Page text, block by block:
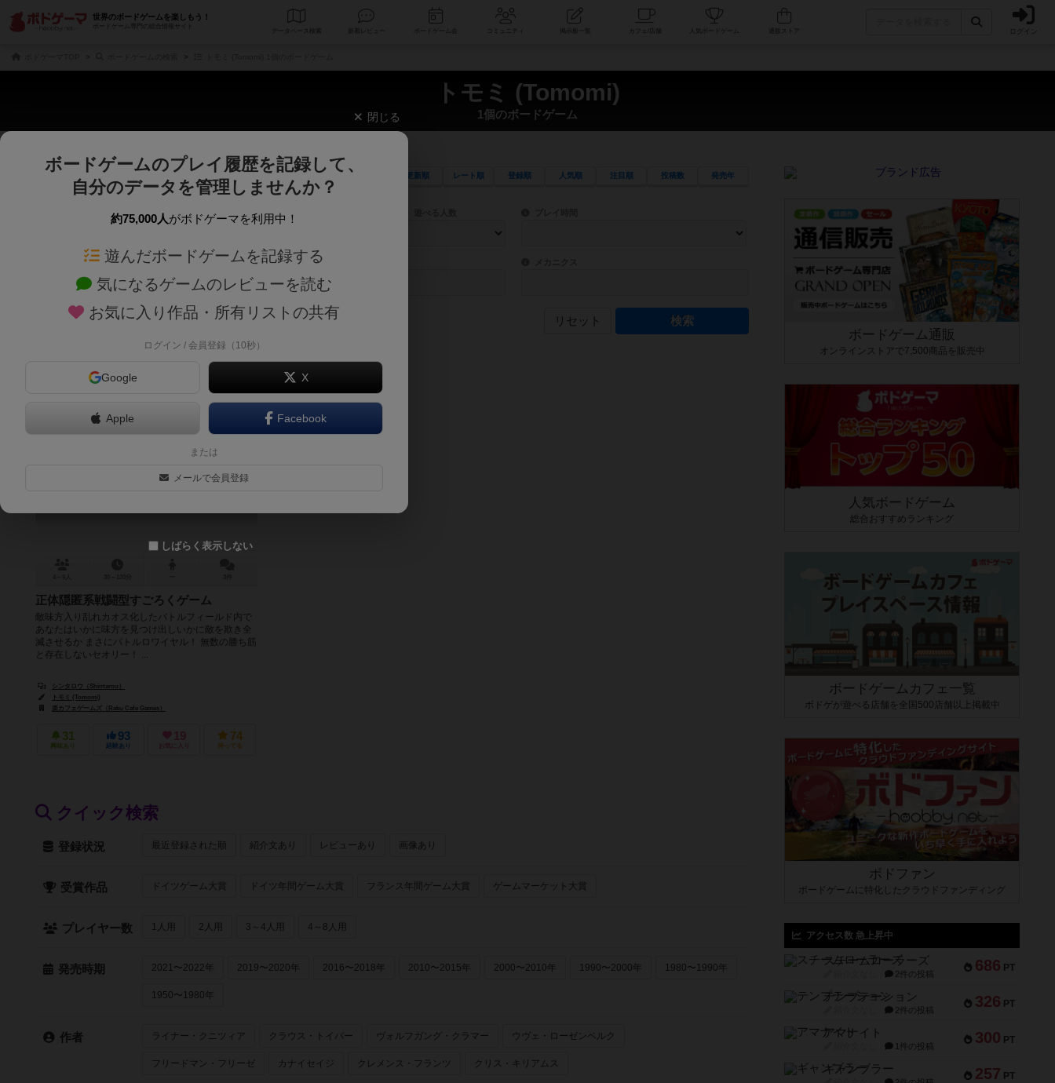
世界のボードゲームを楽しもう！
ボードゲーム専門の総合情報サイト
データベース コミュニティ 人気ボードゲーム ログイン
トモミ (Tomomi)
1個のボードゲーム
じっくり表示 更新順 レート順 登録順 人気順 注目順 投稿数 発売年
商品名、商品説明文、デザイナー名、テーマ名、メカニクス名を対象にフリーワード検索ができます。
ゲームデザイナー名を指定して検索できます。
ゲームデザイナー 目安となる所要時間を指定することができます。マニュアルを読む時間や参加者へのルール説明時間は含まれていないため、初めて
対象年齢を指定します。 世界観や登場人物などモチーフ・ストーリーを指定することができます。直感的にゲームシステムを理解できるよう、中世ファンタジー・クッキング・海賊同士の対決など、ゲームコンセプトを絞
テーマ/フレーバー ゲーム性を構成するコアシステムです。主にボードゲームに慣れている方向けの絞込機能です。例えば「ダイスロール」はランダ
リセット
人狼バトルロワイヤル
5.9
正体隠匿系戦闘型すごろくゲーム
敵味方入り乱れカオス化したバトルフィールド内で
あなたはいかに味方を見つけ出しいかに敵を欺き全
滅させるか まさにバトルロワイヤル！ 無数の勝ち筋
と存在しないセオリー！ ...
シンタロウ（Shintarou）
トモミ (Tomomi)
楽カフェゲームズ（Raku Cafe Games）
31
興味あり
93
経験あり
19
お気に入り
74
持ってる
クイック検索
登録状況 最近登録された順 紹介文あり レビューあり 画像あり
受賞作品 ドイツゲーム大賞 ドイツ年間ゲーム大賞 フランス年間ゲーム大賞 ゲームマーケット大賞
プレイヤー数 1人用 2人用 3～4人用 4～8人用
発売時期 2021〜2022年 2019〜2020年 2016〜2018年 2010〜2015年 2000〜2010年 1990〜2000年 1980〜1990年
1950〜1980年
作者 ライナー・クニツィア クラウス・トイバー ヴォルフガング・クラマー ウヴェ・ローゼンベルク
フリードマン・フリーゼ カナイセイジ クレメンス・フランツ クリス・キリアムス
ボードゲーム通販
オンラインストアで7,500商品を販売中
人気ボードゲーム
総合おすすめランキング
ボードゲームカフェ一覧
ボドゲが遊べる店舗を全国500店舗以上掲載中
ボドファン
ボードゲームに特化したクラウドファンディング
アクセス数 急上昇中
686 PT
スチームローラーズ
2件の投稿
326 PT
テンプテーション
2件の投稿
300 PT
アマナイト
1件の投稿
257 PT
ギャンブラー
閉じる
ボードゲームのプレイ履歴を記録して、
自分のデータを管理しませんか？
約75,000人がボドゲーマを利用中！
遊んだボードゲームを記録する
気になるゲームのレビューを読む
お気に入り作品・所有リストの共有
ログイン / 会員登録（10秒）
Google X
Apple Facebook
または
メールで会員登録
しばらく表示しない